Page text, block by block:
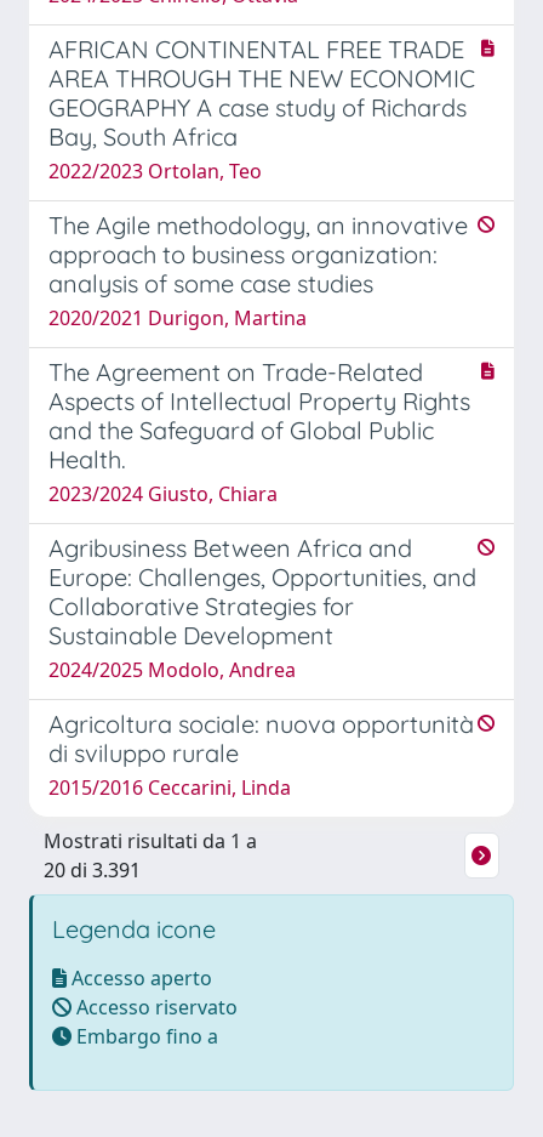
AFRICAN CONTINENTAL FREE TRADE
AREA THROUGH THE NEW ECONOMIC
GEOGRAPHY A case study of Richards
Bay, South Africa
2022/2023 Ortolan, Teo
The Agile methodology, an innovative
approach to business organization:
analysis of some case studies
2020/2021 Durigon, Martina
The Agreement on Trade-Related
Aspects of Intellectual Property Rights
and the Safeguard of Global Public
Health.
2023/2024 Giusto, Chiara
Agribusiness Between Africa and
Europe: Challenges, Opportunities, and
Collaborative Strategies for
Sustainable Development
2024/2025 Modolo, Andrea
Agricoltura sociale: nuova opportunità
di sviluppo rurale
2015/2016 Ceccarini, Linda
Mostrati risultati da 1 a
20 di 3.391
Legenda icone
Accesso aperto
Accesso riservato
Embargo fino a